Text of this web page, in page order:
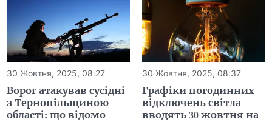
30 Жовтня, 2025, 08:27
Ворог атакував сусідні
з Тернопільщиною
області: що відомо
30 Жовтня, 2025, 08:37
Графіки погодинних
відключень світла
вводять 30 жовтня на